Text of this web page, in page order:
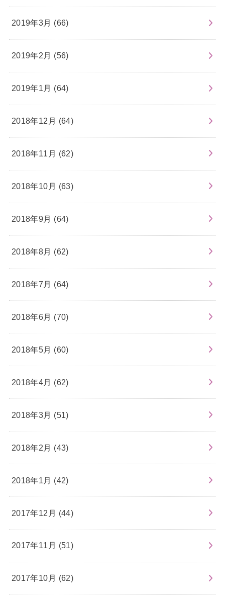
2019年3月 (66)
2019年2月 (56)
2019年1月 (64)
2018年12月 (64)
2018年11月 (62)
2018年10月 (63)
2018年9月 (64)
2018年8月 (62)
2018年7月 (64)
2018年6月 (70)
2018年5月 (60)
2018年4月 (62)
2018年3月 (51)
2018年2月 (43)
2018年1月 (42)
2017年12月 (44)
2017年11月 (51)
2017年10月 (62)